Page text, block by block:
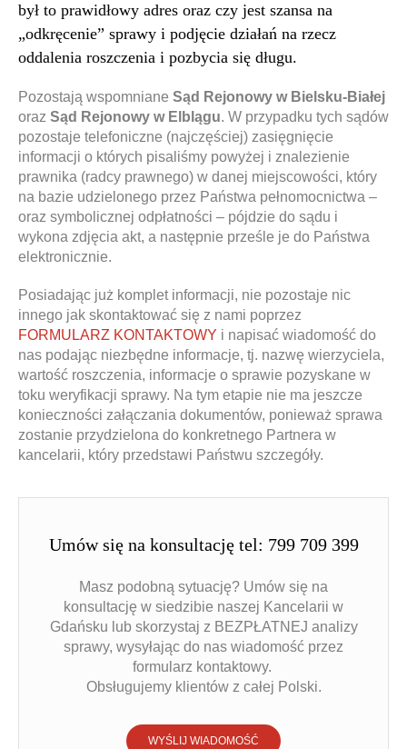
był to prawidłowy adres oraz czy jest szansa na
„odkręcenie” sprawy i podjęcie działań na rzecz
oddalenia roszczenia i pozbycia się długu.
Pozostają wspomniane Sąd Rejonowy w Bielsku-Białej
oraz Sąd Rejonowy w Elblągu. W przypadku tych sądów
pozostaje telefoniczne (najczęściej) zasięgnięcie
informacji o których pisaliśmy powyżej i znalezienie
prawnika (radcy prawnego) w danej miejscowości, który
na bazie udzielonego przez Państwa pełnomocnictwa –
oraz symbolicznej odpłatności – pójdzie do sądu i
wykona zdjęcia akt, a następnie prześle je do Państwa
elektronicznie.
Posiadając już komplet informacji, nie pozostaje nic
innego jak skontaktować się z nami poprzez
FORMULARZ KONTAKTOWY i napisać wiadomość do
nas podając niezbędne informacje, tj. nazwę wierzyciela,
wartość roszczenia, informacje o sprawie pozyskane w
toku weryfikacji sprawy. Na tym etapie nie ma jeszcze
konieczności załączania dokumentów, ponieważ sprawa
zostanie przydzielona do konkretnego Partnera w
kancelarii, który przedstawi Państwu szczegóły.
Umów się na konsultację tel: 799 709 399
Masz podobną sytuację? Umów się na
konsultację w siedzibie naszej Kancelarii w
Gdańsku lub skorzystaj z BEZPŁATNEJ analizy
sprawy, wysyłając do nas wiadomość przez
formularz kontaktowy.
Obsługujemy klientów z całej Polski.
WYŚLIJ WIADOMOŚĆ